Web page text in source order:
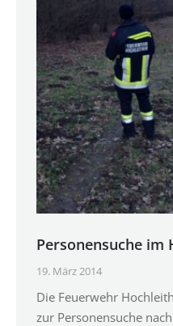
Personensuche im
19. März 2014
Die Feuerwehr
zur Personensuche